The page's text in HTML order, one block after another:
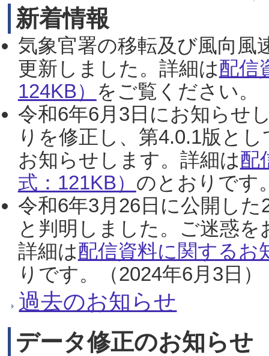
新着情報
気象官署の移転及び風向風
更新しました。詳細は配信
124KB） をご覧ください。
令和6年6月3日にお知らせ
りを修正し、第4.0.1版と
お知らせします。詳細は配
式：121KB） のとおりです
令和6年3月26日に公開し
と判明しました。ご迷惑
詳細は配信資料に関するお
りです。（2024年6月3日）
過去のお知らせ
データ修正のお知らせ